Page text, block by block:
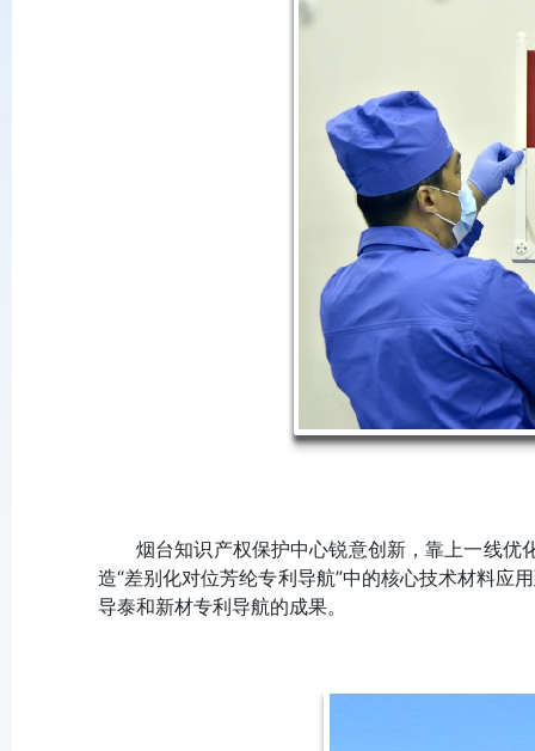
烟台知识产权保护中心锐意创新，靠上一线优
造“差别化对位芳纶专利导航”中的核心技术材料应
导泰和新材专利导航的成果。